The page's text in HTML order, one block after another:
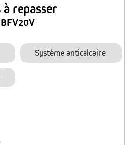
à repasser
BFV20V
Système anticalcaire